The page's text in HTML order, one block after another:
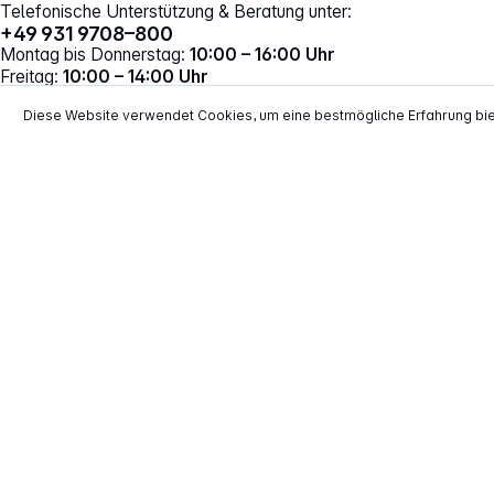
Telefonische Unterstützung & Beratung unter:
+49 931 9708–800
Montag bis Donnerstag: 10:00 – 16:00 Uhr
Freitag: 10:00 – 14:00 Uhr
Diese Website verwendet Cookies, um eine bestmögliche Erfahrung